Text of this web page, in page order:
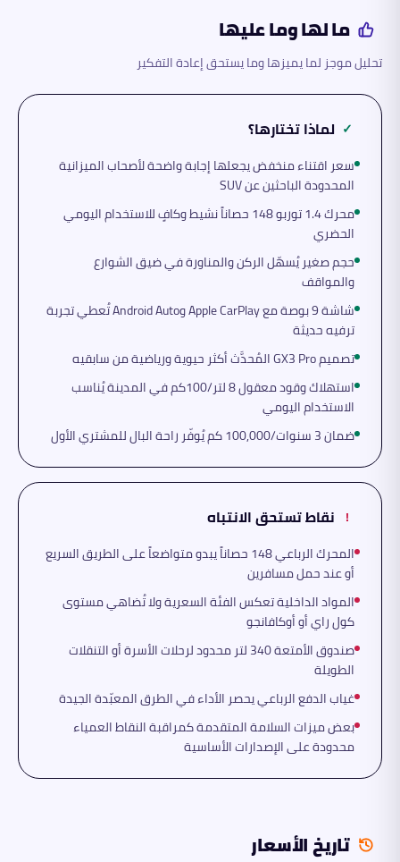
ما لها وما عليها
تحليل موجز لما يميزها وما يستحق إعادة التفكير
✓ لماذا تختارها؟
سعر اقتناء منخفض يجعلها إجابة واضحة لأصحاب الميزانية
المحدودة الباحثين عن SUV
محرك 1.4 توربو 148 حصاناً نشيط وكافٍ للاستخدام اليومي
الحضري
حجم صغير يُسهّل الركن والمناورة في ضيق الشوارع
والمواقف
شاشة 9 بوصة مع Apple CarPlay وAndroid Auto تُعطي تجربة
ترفيه حديثة
تصميم GX3 Pro المُحدَّث أكثر حيوية ورياضية من سابقيه
استهلاك وقود معقول 8 لتر/100كم في المدينة يُناسب
الاستخدام اليومي
ضمان 3 سنوات/100,000 كم يُوفّر راحة البال للمشتري الأول
! نقاط تستحق الانتباه
المحرك الرباعي 148 حصاناً يبدو متواضعاً على الطريق السريع
أو عند حمل مسافرين
المواد الداخلية تعكس الفئة السعرية ولا تُضاهي مستوى
كول راي أو أوكافانجو
صندوق الأمتعة 340 لتر محدود لرحلات الأسرة أو التنقلات
الطويلة
غياب الدفع الرباعي يحصر الأداء في الطرق المعبّدة الجيدة
بعض ميزات السلامة المتقدمة كمراقبة النقاط العمياء
محدودة على الإصدارات الأساسية
تاريخ الأسعار